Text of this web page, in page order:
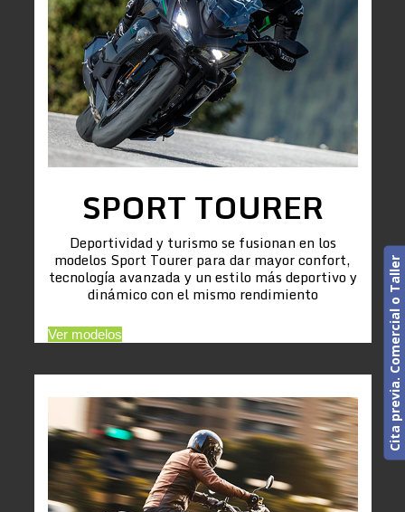
SPORT TOURER
Deportividad y turismo se fusionan en los
modelos Sport Tourer para dar mayor confort,
tecnología avanzada y un estilo más deportivo y
dinámico con el mismo rendimiento
Ver modelos Cita previa. Comercial o Taller